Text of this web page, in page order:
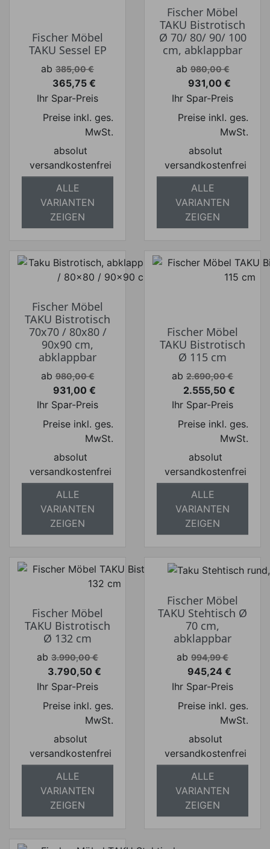
Fischer Möbel
TAKU Sessel EP
Verkaufspreis
ab 385,00 €
Preis
365,75 €
Ihr Spar-Preis
Preise inkl. ges.
MwSt.
absolut
versandkostenfrei
ALLE
VARIANTEN
ZEIGEN
Fischer Möbel
TAKU Bistrotisch
Ø 70/ 80/ 90/ 100
cm, abklappbar
Verkaufspreis
ab 980,00 €
Preis
931,00 €
Ihr Spar-Preis
Preise inkl. ges.
MwSt.
absolut
versandkostenfrei
ALLE
VARIANTEN
ZEIGEN
Fischer Möbel
TAKU Bistrotisch
70x70 / 80x80 /
90x90 cm,
abklappbar
Verkaufspreis
ab 980,00 €
Preis
931,00 €
Ihr Spar-Preis
Preise inkl. ges.
MwSt.
absolut
versandkostenfrei
ALLE
VARIANTEN
ZEIGEN
Fischer Möbel
TAKU Bistrotisch
Ø 115 cm
Verkaufspreis
ab 2.690,00 €
Preis
2.555,50 €
Ihr Spar-Preis
Preise inkl. ges.
MwSt.
absolut
versandkostenfrei
ALLE
VARIANTEN
ZEIGEN
Fischer Möbel
TAKU Bistrotisch
Ø 132 cm
Verkaufspreis
ab 3.990,00 €
Preis
3.790,50 €
Ihr Spar-Preis
Preise inkl. ges.
MwSt.
absolut
versandkostenfrei
ALLE
VARIANTEN
ZEIGEN
Fischer Möbel
TAKU Stehtisch Ø
70 cm,
abklappbar
Verkaufspreis
ab 994,99 €
Preis
945,24 €
Ihr Spar-Preis
Preise inkl. ges.
MwSt.
absolut
versandkostenfrei
ALLE
VARIANTEN
ZEIGEN